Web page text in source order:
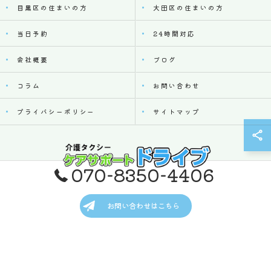
070-8350-4406
お問い合わせはこちら
目黒区の住まいの方 大田区の住まいの方
当日予約 24時間対応
会社概要 ブログ
コラム お問い合わせ
プライバシーポリシー サイトマップ
© 2026 東京都品川区の介護タクシーならケアサポート ドライブ ALL RIGHTS
RESERVED.